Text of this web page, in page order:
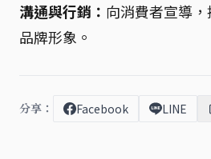
溝通與行銷： 向消費者宣導
品牌形象。
分享： Facebook LINE